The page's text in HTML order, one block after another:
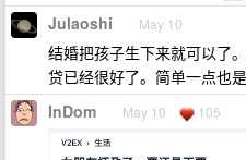
Julaoshi May 10
结婚把孩子生下来就可以了
贷已经很好了。简单一点也
InDom May 10 105